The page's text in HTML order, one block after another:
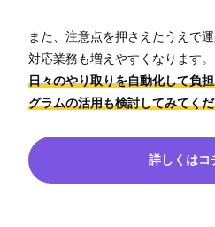
また、注意点を押さえたうえで
対応業務も増えやすくなります。
日々のやり取りを自動化して負
グラムの活用も検討してみてく
詳しくは